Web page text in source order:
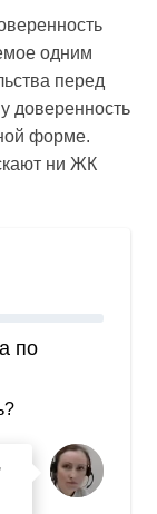
одним
перед
доверенность
форме.
ни ЖК